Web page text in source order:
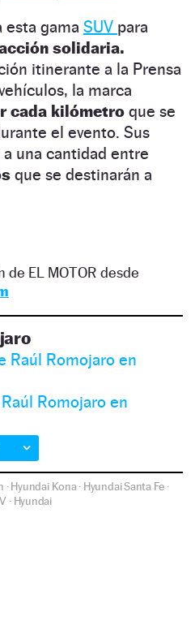
esta gama SUV para
solidaria.
itinerante a la Prensa
la marca
cada kilómetro que se
el evento. Sus
una cantidad entre
que se destinarán a
EL MOTOR desde
Raúl Romojaro en
Romojaro en
·Hyundai Kona· Hyundai Santa Fe ·
· Hyundai